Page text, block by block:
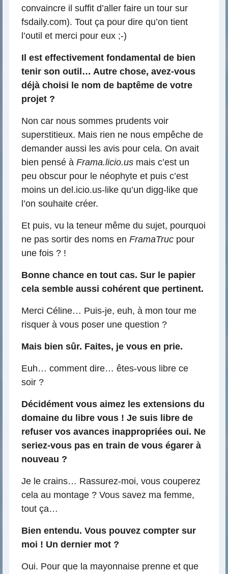
convaincre il suffit d’aller faire un tour sur
fsdaily.com). Tout ça pour dire qu’on tient
l’outil et merci pour eux ;-)
Il est effectivement fondamental de bien
tenir son outil… Autre chose, avez-vous
déjà choisi le nom de baptême de votre
projet ?
Non car nous sommes prudents voir
superstitieux. Mais rien ne nous empêche de
demander aussi les avis pour cela. On avait
bien pensé à Frama.licio.us mais c’est un
peu obscur pour le néophyte et puis c’est
moins un del.icio.us-like qu’un digg-like que
l’on souhaite créer.
Et puis, vu la teneur même du sujet, pourquoi
ne pas sortir des noms en FramaTruc pour
une fois ? !
Bonne chance en tout cas. Sur le papier
cela semble aussi cohérent que pertinent.
Merci Céline… Puis-je, euh, à mon tour me
risquer à vous poser une question ?
Mais bien sûr. Faites, je vous en prie.
Euh… comment dire… êtes-vous libre ce
soir ?
Décidément vous aimez les extensions du
domaine du libre vous ! Je suis libre de
refuser vos avances inappropriées oui. Ne
seriez-vous pas en train de vous égarer à
nouveau ?
Je le crains… Rassurez-moi, vous couperez
cela au montage ? Vous savez ma femme,
tout ça…
Bien entendu. Vous pouvez compter sur
moi ! Un dernier mot ?
Oui. Pour que la mayonnaise prenne et que